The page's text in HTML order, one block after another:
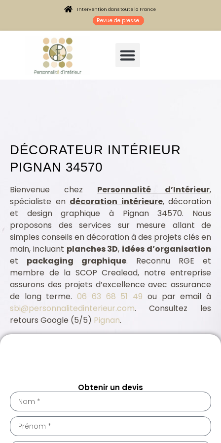
Intervention dans toute la France
Revue de presse
DÉCORATEUR INTÉRIEUR
PIGNAN 34570
Bienvenue chez Personnalité d’Intérieur,
spécialiste en décoration intérieure, décoration
et design graphique à Pignan 34570. Nous
proposons des services sur mesure allant de
simples conseils en décoration à des projets clés en
main, incluant planches 3D, idées d’organisation
et packaging graphique. Reconnu RGE et
membre de la SCOP Crealead, notre entreprise
assurons des projets d’excellence avec assurance
de long terme.06 63 68 51 49 ou par email à
sbi@personnalitedinterieur.com. Consultez les
retours Google (5/5) Pignan.
Obtenir un devis